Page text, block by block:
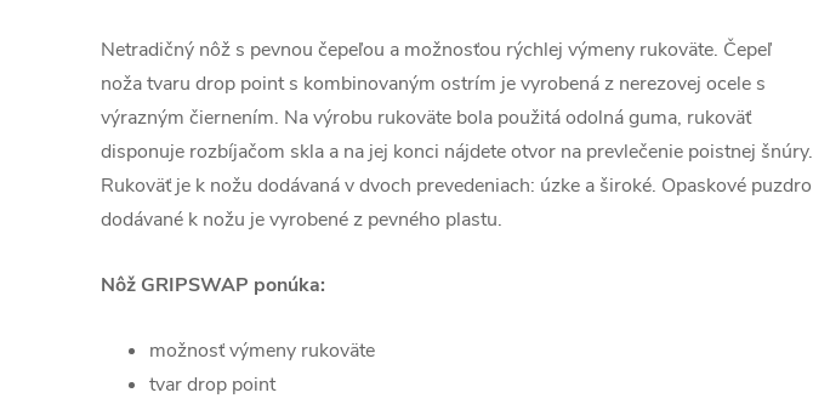
Netradičný nôž s pevnou čepeľou a možnosťou rýchlej výmeny rukoväte. Čepeľ
noža tvaru drop point s kombinovaným ostrím je vyrobená z nerezovej ocele s
výrazným čiernením. Na výrobu rukoväte bola použitá odolná guma, rukoväť
disponuje rozbíjačom skla a na jej konci nájdete otvor na prevlečenie poistnej šnúry.
Rukoväť je k nožu dodávaná v dvoch prevedeniach: úzke a široké. Opaskové puzdro
dodávané k nožu je vyrobené z pevného plastu.
Nôž GRIPSWAP ponúka:
možnosť výmeny rukoväte
tvar drop point